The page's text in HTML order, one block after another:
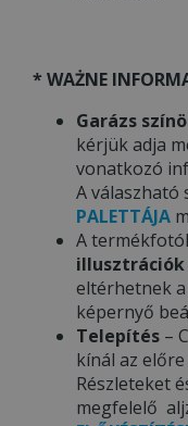
* WAŻNE
Garázs
kérjük adja
vonatkozó
A
PALETTÁJA
A
illusztrációk
eltérhetnek
képernyő
Telepítés –
kínál az
Részleteket
megfelelő